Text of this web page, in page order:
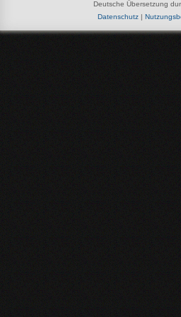
Deutsche Übersetzung
Datenschutz|